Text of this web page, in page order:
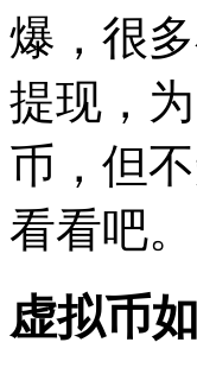
爆，很
提现，
币，但
看看吧。
虚拟币